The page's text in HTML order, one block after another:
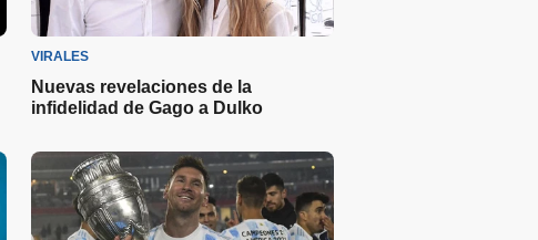
VIRALES
Nuevas revelaciones de la
infidelidad de Gago a Dulko